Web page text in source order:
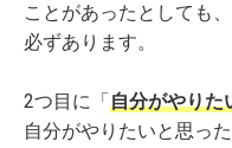
ことがあったとしても
必ずあります。
2つ目に「 自分がやりた
自分がやりたいと思っ